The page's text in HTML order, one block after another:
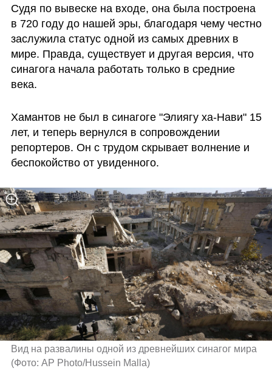
Судя по вывеске на входе, она была построена
в 720 году до нашей эры, благодаря чему честно
заслужила статус одной из самых древних в
мире. Правда, существует и другая версия, что
синагога начала работать только в средние
века.
Хамантов не был в синагоге "Элиягу ха-Нави" 15
лет, и теперь вернулся в сопровождении
репортеров. Он с трудом скрывает волнение и
беспокойство от увиденного.
Вид на развалины одной из древнейших синагог мира
(Фото: AP Photo/Hussein Malla)